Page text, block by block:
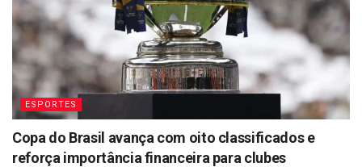
ESPORTES
Copa do Brasil avança com oito classificados e
reforça importância financeira para clubes